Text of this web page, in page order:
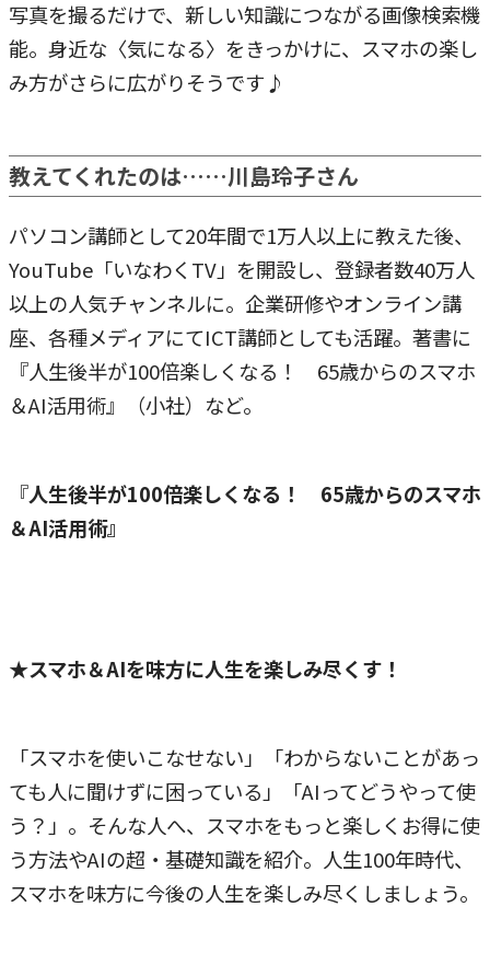
写真を撮るだけで、新しい知識につながる画像検索機
能。身近な〈気になる〉をきっかけに、スマホの楽し
み方がさらに広がりそうです♪
教えてくれたのは……川島玲子さん
パソコン講師として20年間で1万人以上に教えた後、
YouTube「いなわくTV」を開設し、登録者数40万人
以上の人気チャンネルに。企業研修やオンライン講
座、各種メディアにてICT講師としても活躍。著書に
『人生後半が100倍楽しくなる！ 65歳からのスマホ
＆AI活用術』（小社）など。
『人生後半が100倍楽しくなる！ 65歳からのスマホ
＆AI活用術』
★スマホ＆AIを味方に人生を楽しみ尽くす！
「スマホを使いこなせない」「わからないことがあっ
ても人に聞けずに困っている」「AIってどうやって使
う？」。そんな人へ、スマホをもっと楽しくお得に使
う方法やAIの超・基礎知識を紹介。人生100年時代、
スマホを味方に今後の人生を楽しみ尽くしましょう。